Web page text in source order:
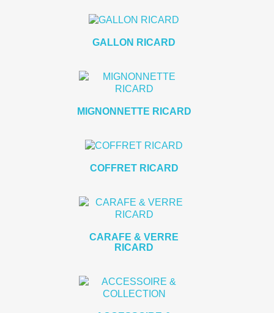
GALLON RICARD
MIGNONNETTE RICARD
COFFRET RICARD
CARAFE & VERRE
RICARD